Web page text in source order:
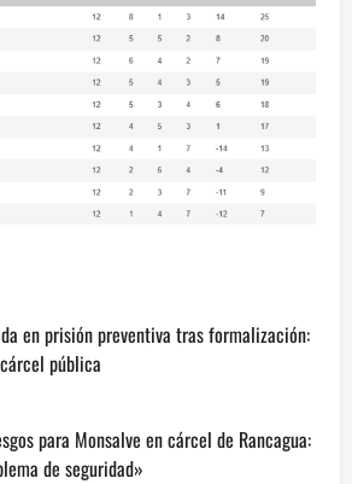
en prisión preventiva tras formalización:
pública
para Monsalve en cárcel de Rancagua:
de seguridad»